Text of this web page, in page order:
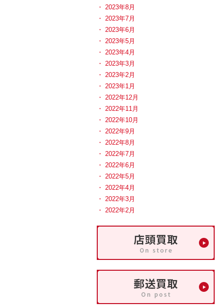
2023年8月
2023年7月
2023年6月
2023年5月
2023年4月
2023年3月
2023年2月
2023年1月
2022年12月
2022年11月
2022年10月
2022年9月
2022年8月
2022年7月
2022年6月
2022年5月
2022年4月
2022年3月
2022年2月